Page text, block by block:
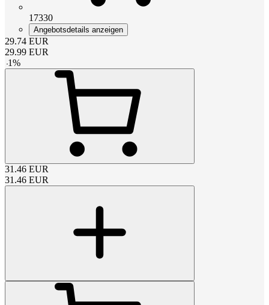
17330
Angebotsdetails anzeigen
29.74 EUR
29.99 EUR
-1%
31.46 EUR
31.46 EUR